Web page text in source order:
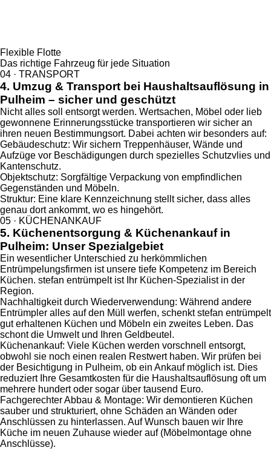
Flexible Flotte
Das richtige Fahrzeug für jede Situation
04 · TRANSPORT
4. Umzug & Transport bei Haushaltsauflösung in
Pulheim – sicher und geschützt
Nicht alles soll entsorgt werden. Wertsachen, Möbel oder lieb
gewonnene Erinnerungsstücke transportieren wir sicher an
ihren neuen Bestimmungsort. Dabei achten wir besonders auf:
Gebäudeschutz: Wir sichern Treppenhäuser, Wände und
Aufzüge vor Beschädigungen durch spezielles Schutzvlies und
Kantenschutz.
Objektschutz: Sorgfältige Verpackung von empfindlichen
Gegenständen und Möbeln.
Struktur: Eine klare Kennzeichnung stellt sicher, dass alles
genau dort ankommt, wo es hingehört.
05 · KÜCHENANKAUF
5. Küchenentsorgung & Küchenankauf in
Pulheim: Unser Spezialgebiet
Ein wesentlicher Unterschied zu herkömmlichen
Entrümpelungsfirmen ist unsere tiefe Kompetenz im Bereich
Küchen. stefan entrümpelt ist Ihr Küchen-Spezialist in der
Region.
Nachhaltigkeit durch Wiederverwendung: Während andere
Entrümpler alles auf den Müll werfen, schenkt stefan entrümpelt
gut erhaltenen Küchen und Möbeln ein zweites Leben. Das
schont die Umwelt und Ihren Geldbeutel.
Küchenankauf: Viele Küchen werden vorschnell entsorgt,
obwohl sie noch einen realen Restwert haben. Wir prüfen bei
der Besichtigung in Pulheim, ob ein Ankauf möglich ist. Dies
reduziert Ihre Gesamtkosten für die Haushaltsauflösung oft um
mehrere hundert oder sogar über tausend Euro.
Fachgerechter Abbau & Montage: Wir demontieren Küchen
sauber und strukturiert, ohne Schäden an Wänden oder
Anschlüssen zu hinterlassen. Auf Wunsch bauen wir Ihre
Küche im neuen Zuhause wieder auf (Möbelmontage ohne
Anschlüsse).